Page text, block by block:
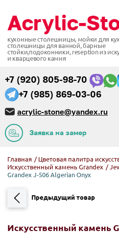
кухонные столешницы, мойки для
столешницы для ванной, барные
стойки,подоконники, reseption из
и кварцевого камня
+7 (985) 869-03-06
+7 (920) 805-98-70
acrylic-stone@yandex.ru
Заявка на замер
Главная / Цветовая палитра
Искусственный камень Grandex /
Grandex J-506 Algerian Onyx
Искусственный камень